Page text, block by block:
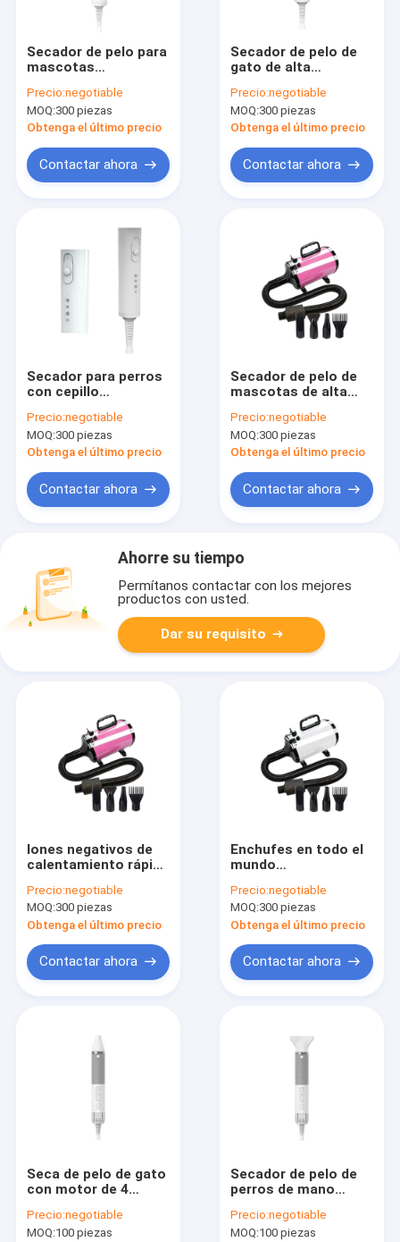
Secador de pelo para
mascotas
motor de CC y
tecnología de iones
negativos
Precio:negotiable
MOQ:300 piezas
Obtenga el último precio
Contactar ahora
Secador de pelo de
gato de alta
3 engranajes
Velocidad del viento
para el cabello suave
Precio:negotiable
MOQ:300 piezas
Obtenga el último precio
Contactar ahora
Secador para perros
con cepillo
perros pequeños y
medianos gatos
Precio:negotiable
MOQ:300 piezas
Obtenga el último precio
Contactar ahora
Secador de pelo de
mascotas de alta
con 4 boquillas de
aire y control de
temperatura
Precio:negotiable
MOQ:300 piezas
Obtenga el último precio
Contactar ahora
Ahorre su tiempo
Permítanos contactar con los mejores
productos con usted.
Dar su requisito
Iones negativos de
calentamiento rápido
para perros con
boquilla de
concentrador
Precio:negotiable
MOQ:300 piezas
Obtenga el último precio
Contactar ahora
Enchufes en todo el
mundo
voltaje de 240V Pet
secador con alta
velocidad del viento
Precio:negotiable
MOQ:300 piezas
Obtenga el último precio
Contactar ahora
Seca de pelo de gato
con motor de 4
ruido Multifuncional
Precio:negotiable
MOQ:100 piezas
Secador de pelo de
perros de mano
evitar el cabello
rizado
Precio:negotiable
MOQ:100 piezas